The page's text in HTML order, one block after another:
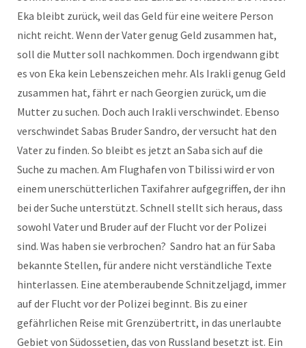
Eka bleibt zurück, weil das Geld für eine weitere Person
nicht reicht. Wenn der Vater genug Geld zusammen hat,
soll die Mutter soll nachkommen. Doch irgendwann gibt
es von Eka kein Lebenszeichen mehr. Als Irakli genug Geld
zusammen hat, fährt er nach Georgien zurück, um die
Mutter zu suchen. Doch auch Irakli verschwindet. Ebenso
verschwindet Sabas Bruder Sandro, der versucht hat den
Vater zu finden. So bleibt es jetzt an Saba sich auf die
Suche zu machen. Am Flughafen von Tbilissi wird er von
einem unerschütterlichen Taxifahrer aufgegriffen, der ihn
bei der Suche unterstützt. Schnell stellt sich heraus, dass
sowohl Vater und Bruder auf der Flucht vor der Polizei
sind. Was haben sie verbrochen? Sandro hat an für Saba
bekannte Stellen, für andere nicht verständliche Texte
hinterlassen. Eine atemberaubende Schnitzeljagd, immer
auf der Flucht vor der Polizei beginnt. Bis zu einer
gefährlichen Reise mit Grenzübertritt, in das unerlaubte
Gebiet von Südossetien, das von Russland besetzt ist. Ein